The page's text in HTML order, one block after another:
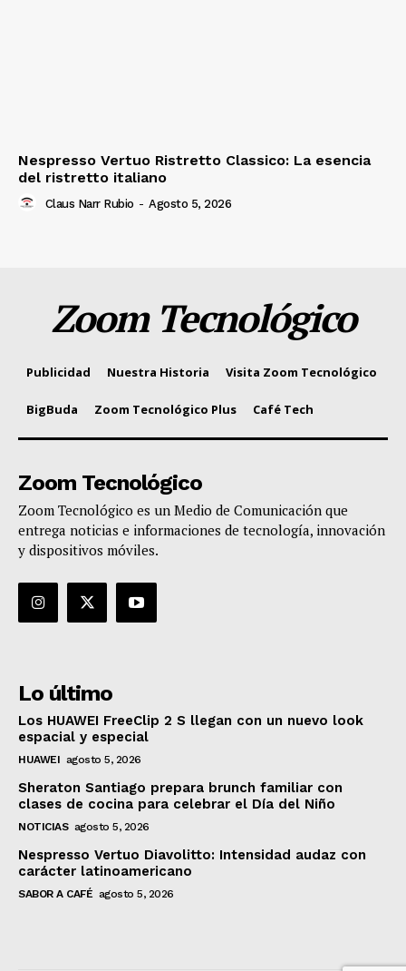
Nespresso Vertuo Ristretto Classico: La esencia
del ristretto italiano
Claus Narr Rubio - Agosto 5, 2026
Zoom Tecnológico
Publicidad Nuestra Historia Visita Zoom Tecnológico
BigBuda Zoom Tecnológico Plus Café Tech
Zoom Tecnológico
Zoom Tecnológico es un Medio de Comunicación que
entrega noticias e informaciones de tecnología, innovación
y dispositivos móviles.
Lo último
Los HUAWEI FreeClip 2 S llegan con un nuevo look
espacial y especial
HUAWEI agosto 5, 2026
Sheraton Santiago prepara brunch familiar con
clases de cocina para celebrar el Día del Niño
NOTICIAS agosto 5, 2026
Nespresso Vertuo Diavolitto: Intensidad audaz con
carácter latinoamericano
SABOR A CAFÉ agosto 5, 2026